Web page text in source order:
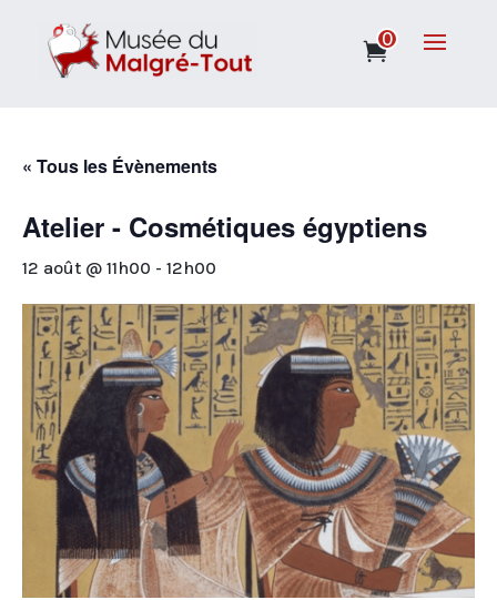
0
« Tous les Évènements
Atelier - Cosmétiques égyptiens
12 août @ 11h00 - 12h00